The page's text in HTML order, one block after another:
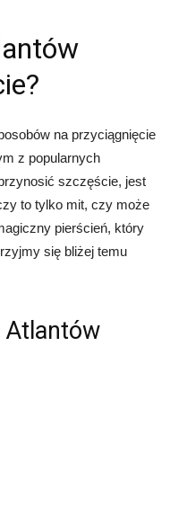
na przyciągnięcie
z popularnych
szczęście, jest
to tylko mit, czy może
pierścień, który
się bliżej temu
Atlantów